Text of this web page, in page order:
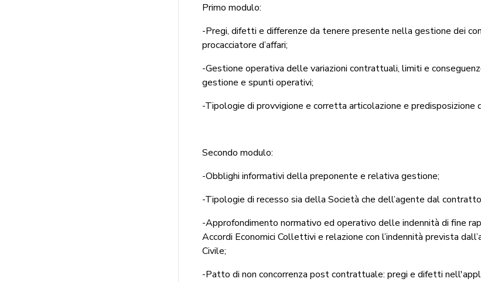
Primo modulo:
-Pregi, difetti e differenze da tenere presente nella gestione dei
procacciatore d’affari;
-Gestione operativa delle variazioni contrattuali, limiti e
gestione e spunti operativi;
-Tipologie di provvigione e corretta articolazione e predisposizione
Secondo modulo:
-Obblighi informativi della preponente e relativa gestione;
-Tipologie di recesso sia della Società che dell’agente dal
-Approfondimento normativo ed operativo delle indennità di fine
Accordi Economici Collettivi e relazione con l’indennità prevista
Civile;
-Patto di non concorrenza post contrattuale: pregi e difetti